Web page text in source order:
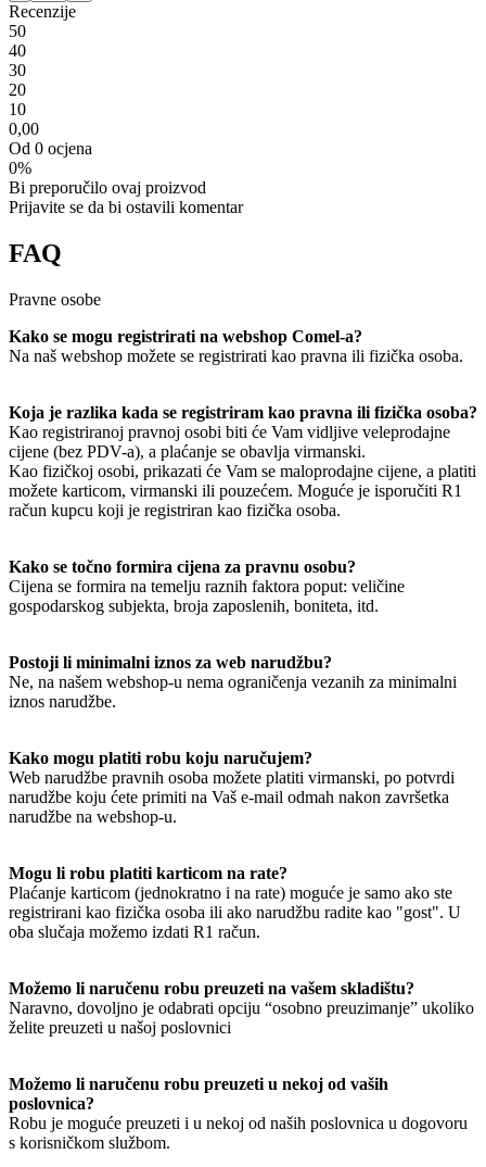
Recenzije
50
40
30
20
10
0,00
Od 0 ocjena
0%
Bi preporučilo ovaj proizvod
Prijavite se da bi ostavili komentar
FAQ
Pravne osobe
Kako se mogu registrirati na webshop Comel-a?
Na naš webshop možete se registrirati kao pravna ili fizička osoba.
Koja je razlika kada se registriram kao pravna ili fizička osoba?
Kao registriranoj pravnoj osobi biti će Vam vidljive veleprodajne
cijene (bez PDV-a), a plaćanje se obavlja virmanski.
Kao fizičkoj osobi, prikazati će Vam se maloprodajne cijene, a platiti
možete karticom, virmanski ili pouzećem. Moguće je isporučiti R1
račun kupcu koji je registriran kao fizička osoba.
Kako se točno formira cijena za pravnu osobu?
Cijena se formira na temelju raznih faktora poput: veličine
gospodarskog subjekta, broja zaposlenih, boniteta, itd.
Postoji li minimalni iznos za web narudžbu?
Ne, na našem webshop-u nema ograničenja vezanih za minimalni
iznos narudžbe.
Kako mogu platiti robu koju naručujem?
Web narudžbe pravnih osoba možete platiti virmanski, po potvrdi
narudžbe koju ćete primiti na Vaš e-mail odmah nakon završetka
narudžbe na webshop-u.
Mogu li robu platiti karticom na rate?
Plaćanje karticom (jednokratno i na rate) moguće je samo ako ste
registrirani kao fizička osoba ili ako narudžbu radite kao "gost". U
oba slučaja možemo izdati R1 račun.
Možemo li naručenu robu preuzeti na vašem skladištu?
Naravno, dovoljno je odabrati opciju “osobno preuzimanje” ukoliko
želite preuzeti u našoj poslovnici
Možemo li naručenu robu preuzeti u nekoj od vaših
poslovnica?
Robu je moguće preuzeti i u nekoj od naših poslovnica u dogovoru
s korisničkom službom.